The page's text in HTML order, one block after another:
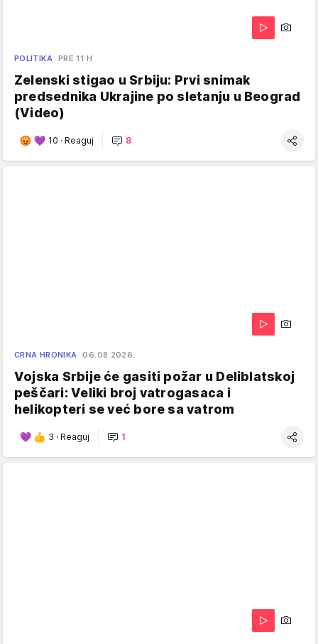
POLITIKA PRE 11 H
Zelenski stigao u Srbiju: Prvi snimak
predsednika Ukrajine po sletanju u Beograd
(Video)
10 · Reaguj 8
CRNA HRONIKA 06.08.2026.
Vojska Srbije će gasiti požar u Deliblatskoj
peščari: Veliki broj vatrogasaca i
helikopteri se već bore sa vatrom
3 · Reaguj 1